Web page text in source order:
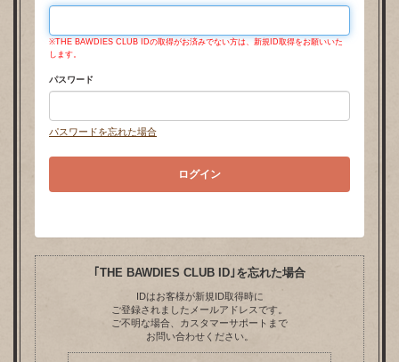
※THE BAWDIES CLUB IDの取得がお済みでない方は、新規ID取得をお願いいた
します。
パスワード
パスワードを忘れた場合
｢THE BAWDIES CLUB ID｣を忘れた場合
IDはお客様が新規ID取得時に
ご登録されましたメールアドレスです。
ご不明な場合、カスタマーサポートまで
お問い合わせください。